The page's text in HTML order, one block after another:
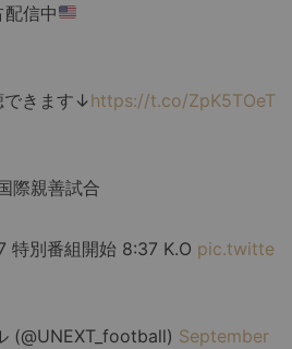
信中
できます↓https://t.co/ZpK5TOeT
際親善試合
特別番組開始 8:37 K.O pic.twitte
(@UNEXT_football) September